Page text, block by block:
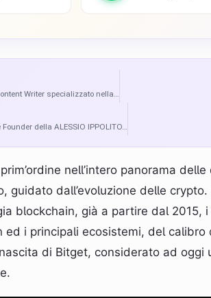
Writer specializzato nella…
della ALESSIO IPPOLITO…
nell’intero panorama
guidato dall’evoluzione delle
blockchain, già a partire dal 2015, i
ed i principali ecosistemi, del calibro
di Bitget, considerato ad oggi